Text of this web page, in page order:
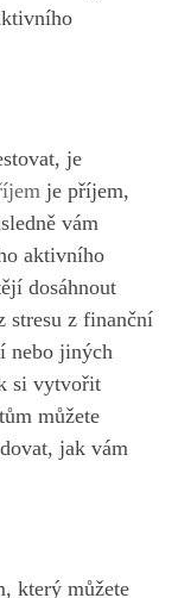
je
je příjem,
vám
aktivního
dosáhnout
stresu z finanční
nebo jiných
si vytvořit
můžete
jak vám
který můžete